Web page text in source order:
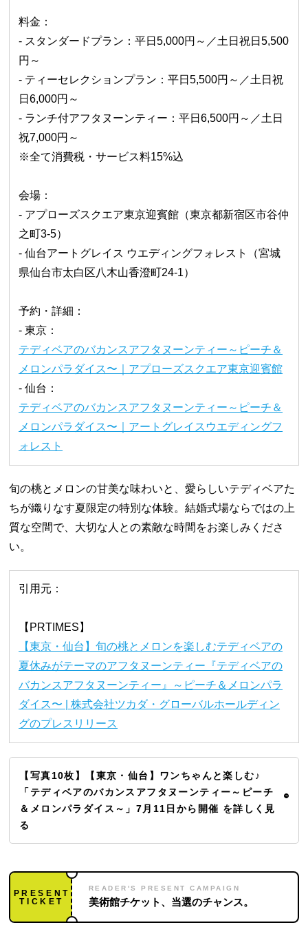
料金：
- スタンダードプラン：平日5,000円～／土日祝日5,500
円～
- ティーセレクションプラン：平日5,500円～／土日祝
日6,000円～
- ランチ付アフタヌーンティー：平日6,500円～／土日
祝7,000円～
※全て消費税・サービス料15%込
会場：
- アプローズスクエア東京迎賓館（東京都新宿区市谷仲
之町3‐5）
- 仙台アートグレイス ウエディングフォレスト（宮城
県仙台市太白区八木山香澄町24-1）
予約・詳細：
- 東京：
テディベアのバカンスアフタヌーンティー～ピーチ＆
メロンパラダイス〜｜アプローズスクエア東京迎賓館
- 仙台：
テディベアのバカンスアフタヌーンティー～ピーチ＆
メロンパラダイス〜｜アートグレイスウエディングフ
ォレスト
旬の桃とメロンの甘美な味わいと、愛らしいテディベアた
ちが織りなす夏限定の特別な体験。結婚式場ならではの上
質な空間で、大切な人との素敵な時間をお楽しみくださ
い。
引用元：
【PRTIMES】
【東京・仙台】旬の桃とメロンを楽しむテディベアの
夏休みがテーマのアフタヌーンティー『テディベアの
バカンスアフタヌーンティー』～ピーチ＆メロンパラ
ダイス〜 | 株式会社ツカダ・グローバルホールディン
グのプレスリリース
【写真10枚】【東京・仙台】ワンちゃんと楽しむ♪
「テディベアのバカンスアフタヌーンティー～ピーチ
＆メロンパラダイス～」7月11日から開催 を詳しく見
る
PRESENT
TICKET
READER'S PRESENT CAMPAIGN
美術館チケット、当選のチャンス。